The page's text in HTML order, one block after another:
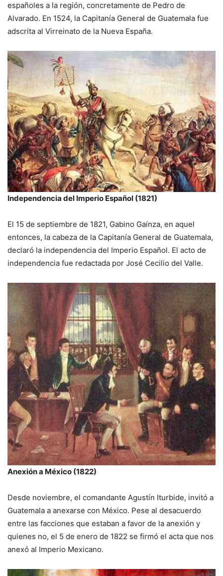
españoles a la región, concretamente de Pedro de
Alvarado. En 1524, la Capitanía General de Guatemala fue
adscrita al Virreinato de la Nueva España.
Independencia del Imperio Español (1821)
El 15 de septiembre de 1821, Gabino Gaínza, en aquel
entonces, la cabeza de la Capitanía General de Guatemala,
declaró la independencia del Imperio Español. El acto de
independencia fue redactada por José Cecilio del Valle.
Anexión a México (1822)
Desde noviembre, el comandante Agustín Iturbide, invitó a
Guatemala a anexarse con México. Pese al desacuerdo
entre las facciones que estaban a favor de la anexión y
quienes no, el 5 de enero de 1822 se firmó el acta que nos
anexó al Imperio Mexicano.